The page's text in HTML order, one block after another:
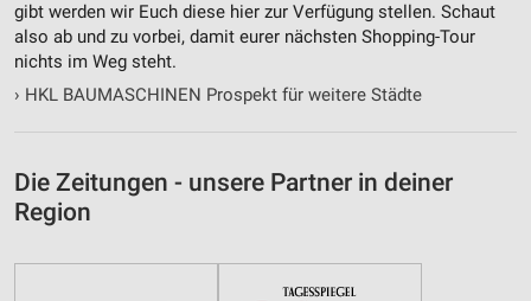
gibt werden wir Euch diese hier zur Verfügung stellen. Schaut
also ab und zu vorbei, damit eurer nächsten Shopping-Tour
nichts im Weg steht.
› HKL BAUMASCHINEN Prospekt für weitere Städte
Die Zeitungen - unsere Partner in deiner
Region
Performance
Funktional
Werbung